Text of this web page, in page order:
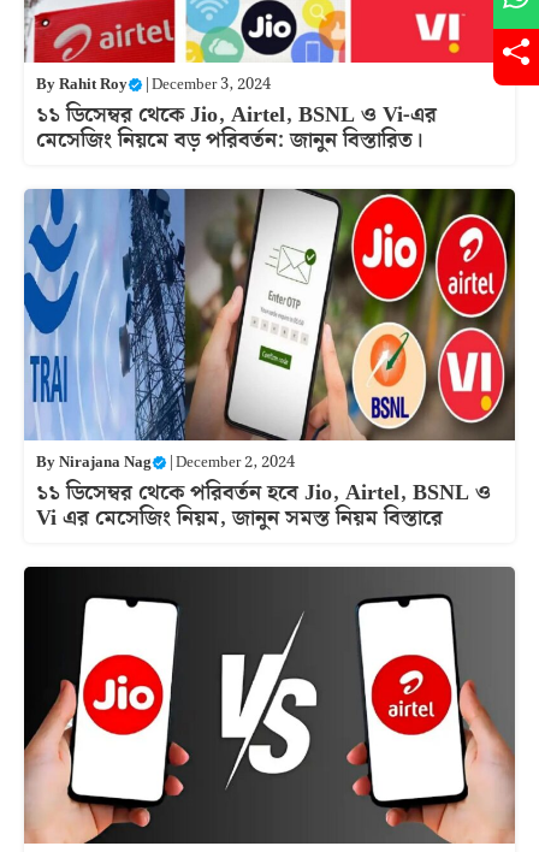
ByRahit Roy |December 3, 2024
১১ ডিসেম্বর থেকে Jio, Airtel, BSNL ও Vi-এর
মেসেজিং নিয়মে বড় পরিবর্তন: জানুন বিস্তারিত।
ByNirajana Nag |December 2, 2024
১১ ডিসেম্বর থেকে পরিবর্তন হবে Jio, Airtel, BSNL ও
Vi এর মেসেজিং নিয়ম, জানুন সমস্ত নিয়ম বিস্তারে